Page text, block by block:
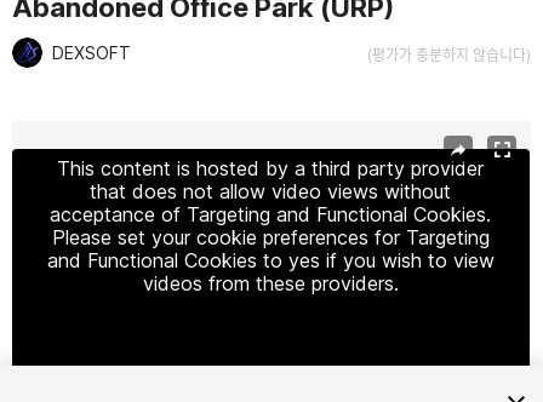
Abandoned Office Park (URP)
DEXSOFT (평가가 충분하지 않습니다)
This content is hosted by a third party provider
that does not allow video views without
acceptance of Targeting and Functional Cookies.
Please set your cookie preferences for Targeting
and Functional Cookies to yes if you wish to view
videos from these providers.